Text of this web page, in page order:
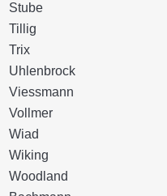
Stube
Tillig
Trix
Uhlenbrock
Viessmann
Vollmer
Wiad
Wiking
Woodland